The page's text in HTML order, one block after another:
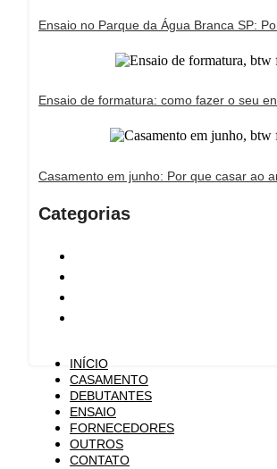
Ensaio no Parque da Água Branca SP:
Ensaio de formatura: como fazer o seu
Casamento em junho: Por que casar ao
Categorias
INÍCIO
CASAMENTO
DEBUTANTES
ENSAIO
FORNECEDORES
OUTROS
CONTATO